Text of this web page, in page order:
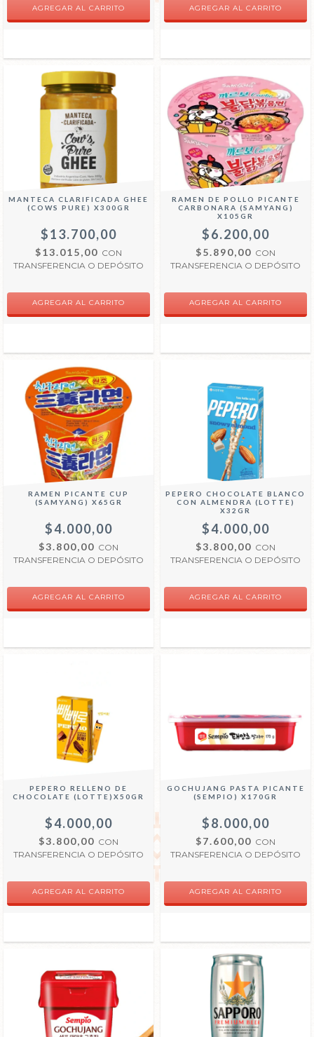
MANTECA CLARIFICADA GHEE
(COWS PURE) X300GR
$13.700,00
$13.015,00 CON
TRANSFERENCIA O DEPÓSITO
RAMEN DE POLLO PICANTE
CARBONARA (SAMYANG)
X105GR
$6.200,00
$5.890,00 CON
TRANSFERENCIA O DEPÓSITO
RAMEN PICANTE CUP
(SAMYANG) X65GR
$4.000,00
$3.800,00 CON
TRANSFERENCIA O DEPÓSITO
PEPERO CHOCOLATE BLANCO
CON ALMENDRA (LOTTE)
X32GR
$4.000,00
$3.800,00 CON
TRANSFERENCIA O DEPÓSITO
PEPERO RELLENO DE
CHOCOLATE (LOTTE)X50GR
$4.000,00
$3.800,00 CON
TRANSFERENCIA O DEPÓSITO
GOCHUJANG PASTA PICANTE
(SEMPIO) X170GR
$8.000,00
$7.600,00 CON
TRANSFERENCIA O DEPÓSITO